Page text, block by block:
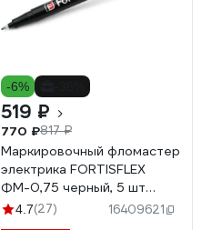
-6%
519 ₽
770 ₽817 ₽
Маркировочный фломастер
электрика FORTISFLEX
ФМ-0,75 черный, 5 шт
83406
4.7(27) 16409621